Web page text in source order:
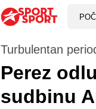
Turbulentan
Perez
sudbinu